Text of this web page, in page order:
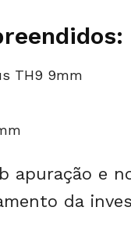
TH9 9mm
apuração e
da